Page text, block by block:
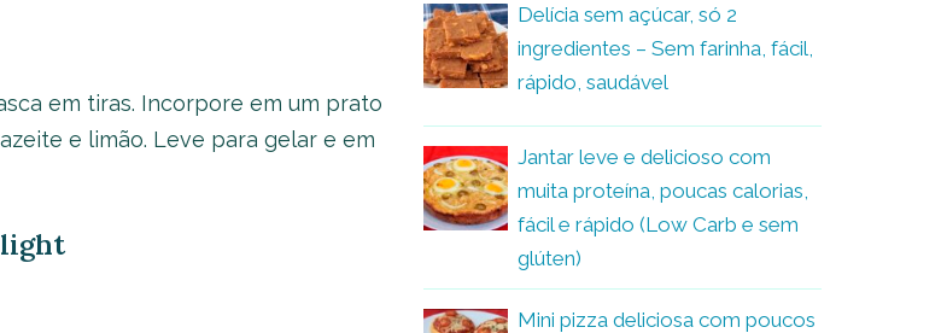
em tiras. Incorpore em um prato
e limão. Leve para gelar e em
light
Delícia sem açúcar, só 2
ingredientes – Sem farinha, fácil,
rápido, saudável
Jantar leve e delicioso com
muita proteína, poucas calorias,
fácil e rápido (Low Carb e sem
glúten)
Mini pizza deliciosa com poucos